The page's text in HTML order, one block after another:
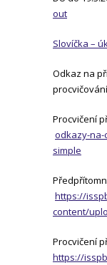
out
Slovíčka –
Odkaz na
procvičování
Procvičení
odkazy-na-
simple
https://
content/
Procvičení
https://